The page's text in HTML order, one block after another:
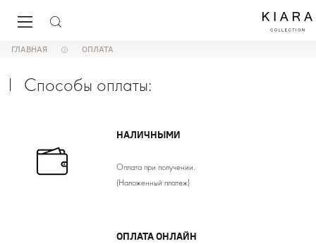
ГЛАВНАЯ ОПЛАТА
Способы оплаты:
НАЛИЧНЫМИ
Оплата при получении.
(Наложенный платеж)
ОПЛАТА ОНЛАЙН